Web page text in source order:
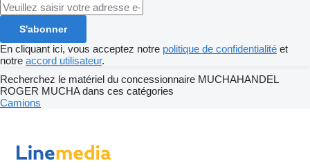
S'abonner
En cliquant ici, vous acceptez notre politique de confidentialité et
notre accord utilisateur.
Recherchez le matériel du concessionnaire MUCHAHANDEL
ROGER MUCHA dans ces catégories
Camions